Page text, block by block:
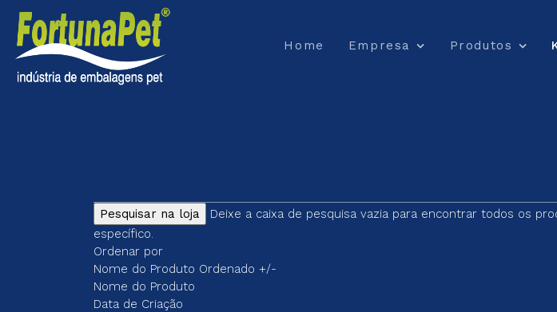
Home Empresa Produtos
Deixe a caixa de pesquisa vazia para encontrar todos os
específico.
Ordenar por
Nome do Produto Ordenado +/-
Nome do Produto
Data de Criação